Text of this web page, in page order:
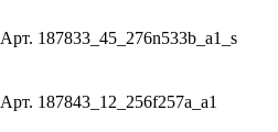
Арт. 187833_45_276n533b_a1_s
Арт. 187843_12_256f257a_a1